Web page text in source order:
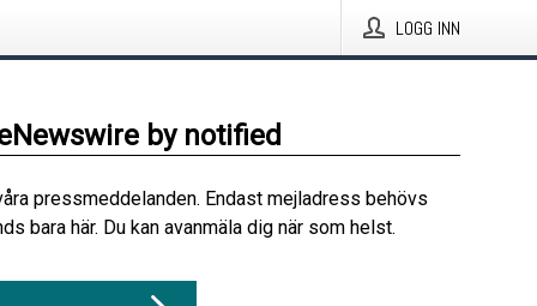
LOGG INN
by notified
pressmeddelanden. Endast mejladress behövs
bara här. Du kan avanmäla dig när som helst.